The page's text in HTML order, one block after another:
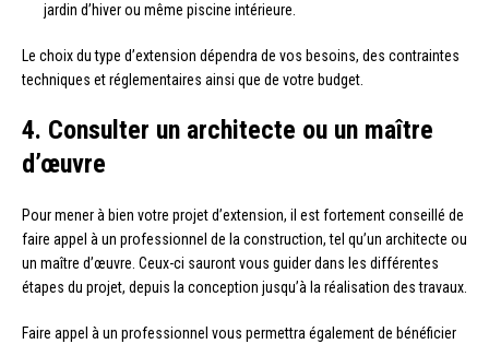
jardin d’hiver ou même piscine intérieure.
Le choix du type d’extension dépendra de vos besoins, des contraintes
techniques et réglementaires ainsi que de votre budget.
4. Consulter un architecte ou un maître
d’œuvre
Pour mener à bien votre projet d’extension, il est fortement conseillé de
faire appel à un professionnel de la construction, tel qu’un architecte ou
un maître d’œuvre. Ceux-ci sauront vous guider dans les différentes
étapes du projet, depuis la conception jusqu’à la réalisation des travaux.
Faire appel à un professionnel vous permettra également de bénéficier